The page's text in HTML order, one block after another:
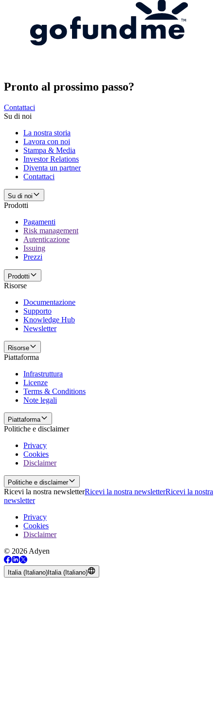
Pronto al prossimo passo?
Contattaci
Su di noi
La nostra storia
Lavora con noi
Stampa & Media
Investor Relations
Diventa un partner
Contattaci
Su di noi
Prodotti
Pagamenti
Risk management
Autenticazione
Issuing
Prezzi
Prodotti
Risorse
Documentazione
Supporto
Knowledge Hub
Newsletter
Risorse
Piattaforma
Infrastruttura
Licenze
Terms & Conditions
Note legali
Piattaforma
Politiche e disclaimer
Privacy
Cookies
Disclaimer
Politiche e disclaimer
Ricevi la nostra newsletterRicevi la nostra newsletterRicevi la nostra
newsletter
Privacy
Cookies
Disclaimer
© 2026 Adyen
Italia (Italiano) Italia (Italiano)